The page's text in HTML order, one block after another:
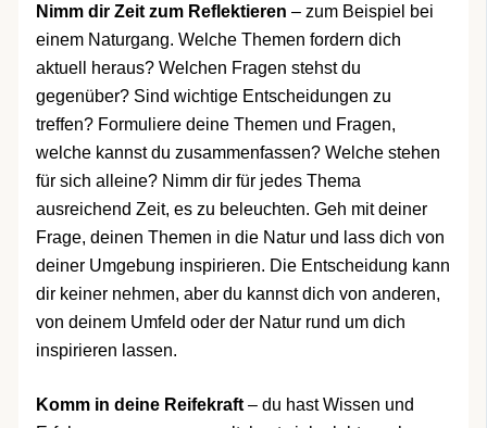
Nimm dir Zeit zum Reflektieren – zum Beispiel bei
einem Naturgang. Welche Themen fordern dich
aktuell heraus? Welchen Fragen stehst du
gegenüber? Sind wichtige Entscheidungen zu
treffen? Formuliere deine Themen und Fragen,
welche kannst du zusammenfassen? Welche stehen
für sich alleine? Nimm dir für jedes Thema
ausreichend Zeit, es zu beleuchten. Geh mit deiner
Frage, deinen Themen in die Natur und lass dich von
deiner Umgebung inspirieren. Die Entscheidung kann
dir keiner nehmen, aber du kannst dich von anderen,
von deinem Umfeld oder der Natur rund um dich
inspirieren lassen.
Komm in deine Reifekraft– du hast Wissen und